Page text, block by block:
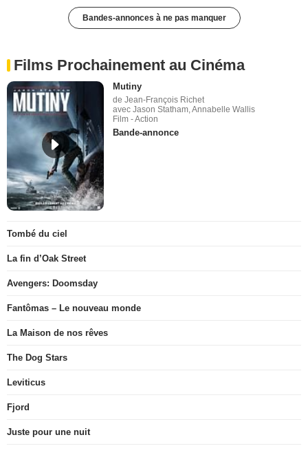
Bandes-annonces à ne pas manquer
Films Prochainement au Cinéma
Mutiny
de Jean-François Richet
avec Jason Statham, Annabelle Wallis
Film - Action
Bande-annonce
Tombé du ciel
La fin d’Oak Street
Avengers: Doomsday
Fantômas – Le nouveau monde
La Maison de nos rêves
The Dog Stars
Leviticus
Fjord
Juste pour une nuit